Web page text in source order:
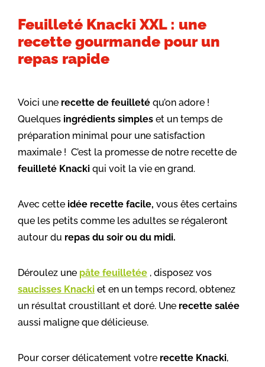
Feuilleté Knacki XXL : une
recette gourmande pour un
repas rapide
Voici une recette de feuilleté qu’on adore !
Quelques ingrédients simples et un temps de
préparation minimal pour une satisfaction
maximale ! C’est la promesse de notre recette de
feuilleté Knacki qui voit la vie en grand.
Avec cette idée recette facile, vous êtes certains
que les petits comme les adultes se régaleront
autour du repas du soir ou du midi.
Déroulez une pâte feuilletée , disposez vos
saucisses Knacki et en un temps record, obtenez
un résultat croustillant et doré. Une recette salée
aussi maligne que délicieuse.
Pour corser délicatement votre recette Knacki,